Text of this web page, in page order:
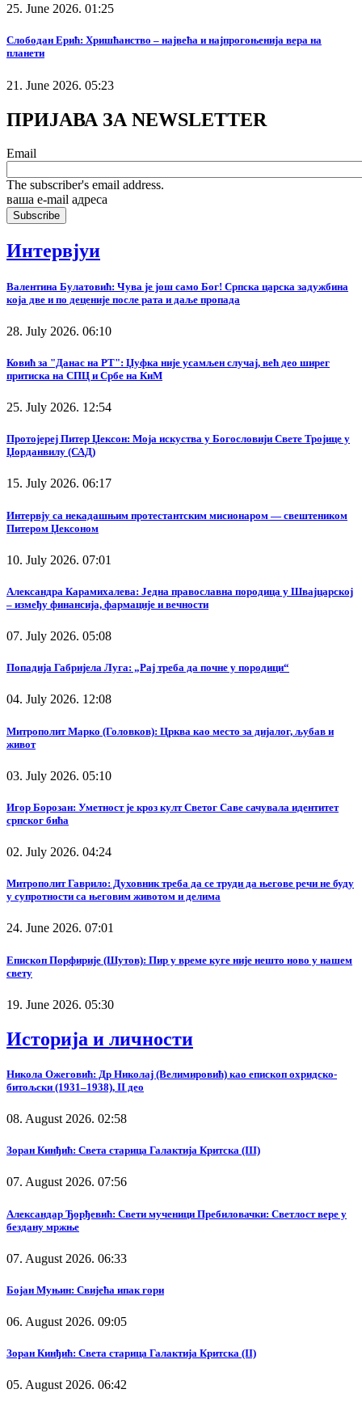
25. June 2026. 01:25
Слободан Ерић: Хришћанство – највећа и најпрогоњенија вера на
планети
21. June 2026. 05:23
ПРИЈАВА ЗА NEWSLETTER
Email
The subscriber's email address.
ваша е-mail адреса
Интервјуи
Валентина Булатовић: Чува је још само Бог! Српска царска задужбина
која две и по деценије после рата и даље пропада
28. July 2026. 06:10
Ковић за "Данас на РТ": Џуфка није усамљен случај, већ део ширег
притиска на СПЦ и Србе на КиМ
25. July 2026. 12:54
Протојереј Питер Џексон: Моја искуства у Богословији Свете Тројице у
Џорданвилу (САД)
15. July 2026. 06:17
Интервју са некадашњим протестантским мисионаром — свештеником
Питером Џексоном
10. July 2026. 07:01
Александра Карамихалева: Једна православна породица у Швајцарској
– између финансија, фармације и вечности
07. July 2026. 05:08
Попадија Габријела Луга: „Рај треба да почне у породици“
04. July 2026. 12:08
Митрополит Марко (Головков): Црква као место за дијалог, љубав и
живот
03. July 2026. 05:10
Игор Борозан: Уметност је кроз култ Светог Саве сачувала идентитет
српског бића
02. July 2026. 04:24
Митрополит Гаврило: Духовник треба да се труди да његове речи не буду
у супротности са његовим животом и делима
24. June 2026. 07:01
Епископ Порфирије (Шутов): Пир у време куге није нешто ново у нашем
свету
19. June 2026. 05:30
Историја и личности
Никола Ожеговић: Др Николај (Велимировић) као епископ охридско-
битољски (1931–1938), II део
08. August 2026. 02:58
Зоран Кинђић: Света старица Галактија Критска (III)
07. August 2026. 07:56
Александар Ђорђевић: Свети мученици Пребиловачки: Светлост вере у
бездану мржње
07. August 2026. 06:33
Бојан Муњин: Свијећа ипак гори
06. August 2026. 09:05
Зоран Кинђић: Света старица Галактија Критска (II)
05. August 2026. 06:42